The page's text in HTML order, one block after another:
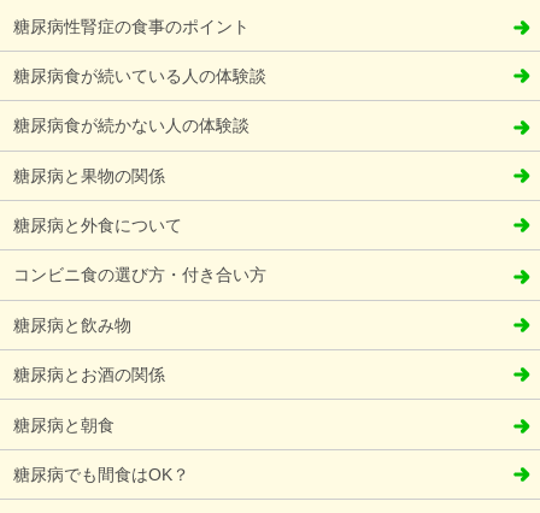
糖尿病性腎症の食事のポイント
糖尿病食が続いている人の体験談
糖尿病食が続かない人の体験談
糖尿病と果物の関係
糖尿病と外食について
コンビニ食の選び方・付き合い方
糖尿病と飲み物
糖尿病とお酒の関係
糖尿病と朝食
糖尿病でも間食はOK？